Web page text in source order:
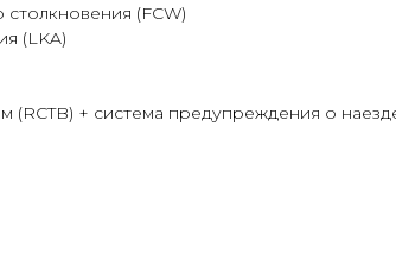
(FCW)
(LKA)
+ система предупреждения о